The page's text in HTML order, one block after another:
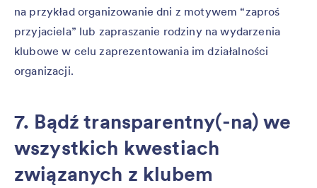
na przykład organizowanie dni z motywem “zaproś
przyjaciela” lub zapraszanie rodziny na wydarzenia
klubowe w celu zaprezentowania im działalności
organizacji.
7. Bądź transparentny(-na) we
wszystkich kwestiach
związanych z klubem